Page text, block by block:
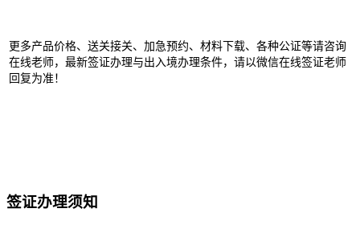
更多产品价格、送关接关、加急预约、材料下载、各种公证等请咨询
在线老师，最新签证办理与出入境办理条件，请以微信在线签证老师
回复为准！
签证办理须知